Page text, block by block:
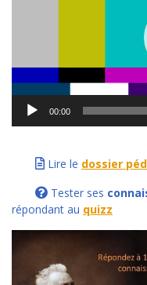
00:00
Lire le dossier
Tester ses
répondant au quizz